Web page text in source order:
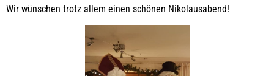
Wir wünschen trotz allem einen schönen Nikolausabend!